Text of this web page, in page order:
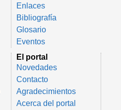
Enlaces
Bibliografía
Glosario
Eventos
El portal
Novedades
Contacto
Agradecimientos
Acerca del portal